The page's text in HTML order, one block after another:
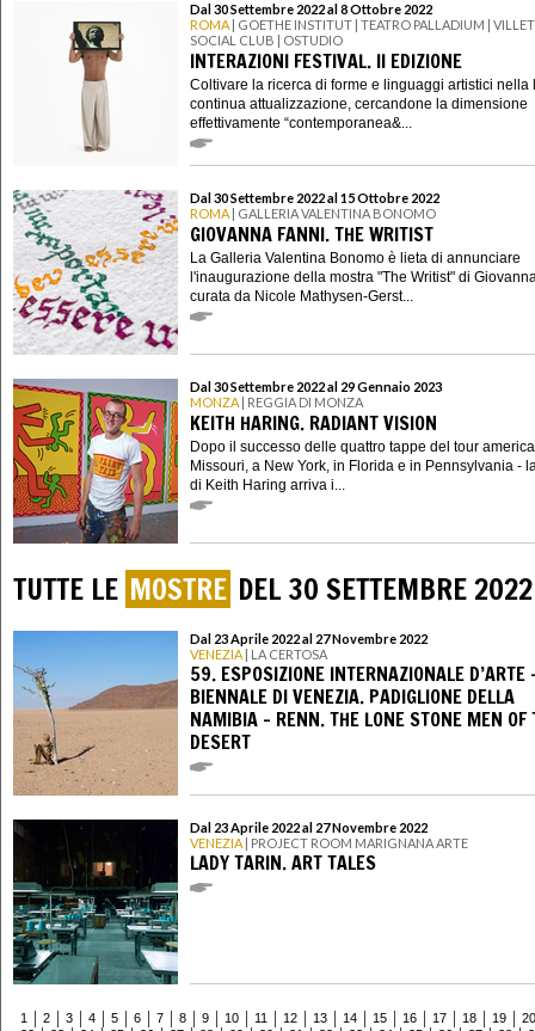
Dal 30 Settembre 2022 al 8 Ottobre 2022
ROMA | GOETHE INSTITUT | TEATRO PALLADIUM |
SOCIAL CLUB | OSTUDIO
INTERAZIONI FESTIVAL. II EDIZIONE
Coltivare la ricerca di forme e linguaggi artistici nella
continua attualizzazione, cercandone la dimensione
effettivamente “contemporanea&...
Dal 30 Settembre 2022 al 15 Ottobre 2022
ROMA | GALLERIA VALENTINA BONOMO
GIOVANNA FANNI. THE WRITIST
La Galleria Valentina Bonomo è lieta di annunciare
l'inaugurazione della mostra "The Writist" di
curata da Nicole Mathysen-Gerst...
Dal 30 Settembre 2022 al 29 Gennaio 2023
MONZA | REGGIA DI MONZA
KEITH HARING. RADIANT VISION
Dopo il successo delle quattro tappe del tour
Missouri, a New York, in Florida e in Pennsylvania -
di Keith Haring arriva i...
TUTTE LE MOSTRE DEL 30 SETTEMBRE 2022
Dal 23 Aprile 2022 al 27 Novembre 2022
VENEZIA | LA CERTOSA
59. ESPOSIZIONE INTERNAZIONALE D’ARTE
BIENNALE DI VENEZIA. PADIGLIONE DELLA
NAMIBIA - RENN. THE LONE STONE MEN OF
DESERT
Dal 23 Aprile 2022 al 27 Novembre 2022
VENEZIA | PROJECT ROOM MARIGNANA ARTE
LADY TARIN. ART TALES
1 2 3 4 5 6 7 8 9 10 11 12 13 14 15 16 17 18 19
20